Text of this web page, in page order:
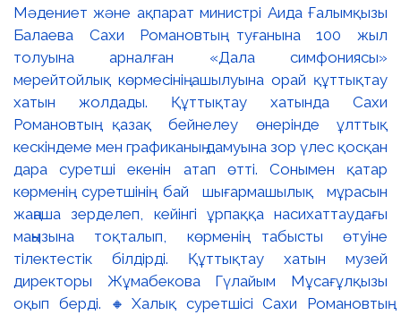
Мәдениет және ақпарат министрі Аида Ғалымқызы
Балаева Сахи Романовтың туғанына 100 жыл
толуына арналған «Дала симфониясы»
мерейтойлық көрмесінің ашылуына орай құттықтау
хатын жолдады. Құттықтау хатында Сахи
Романовтың қазақ бейнелеу өнерінде ұлттық
кескіндеме мен графиканың дамуына зор үлес қосқан
дара суретші екенін атап өтті. Сонымен қатар
көрменің суретшінің бай шығармашылық мұрасын
жаңаша зерделеп, кейінгі ұрпаққа насихаттаудағы
маңызына тоқталып, көрменің табысты өтуіне
тілектестік білдірді. Құттықтау хатын музей
директоры Жұмабекова Гүлайым Мұсағұлқызы
оқып берді. 🔸Халық суретшісі Сахи Романовтың